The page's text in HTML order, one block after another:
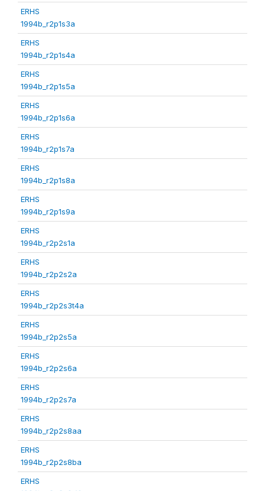
ERHS
1994b_r2p1s3a
ERHS
1994b_r2p1s4a
ERHS
1994b_r2p1s5a
ERHS
1994b_r2p1s6a
ERHS
1994b_r2p1s7a
ERHS
1994b_r2p1s8a
ERHS
1994b_r2p1s9a
ERHS
1994b_r2p2s1a
ERHS
1994b_r2p2s2a
ERHS
1994b_r2p2s3t4a
ERHS
1994b_r2p2s5a
ERHS
1994b_r2p2s6a
ERHS
1994b_r2p2s7a
ERHS
1994b_r2p2s8aa
ERHS
1994b_r2p2s8ba
ERHS